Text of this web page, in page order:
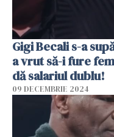
Gigi Becali s-a
a vrut să-i fure
dă salariul dublu!
09 DECEMBRIE 2024